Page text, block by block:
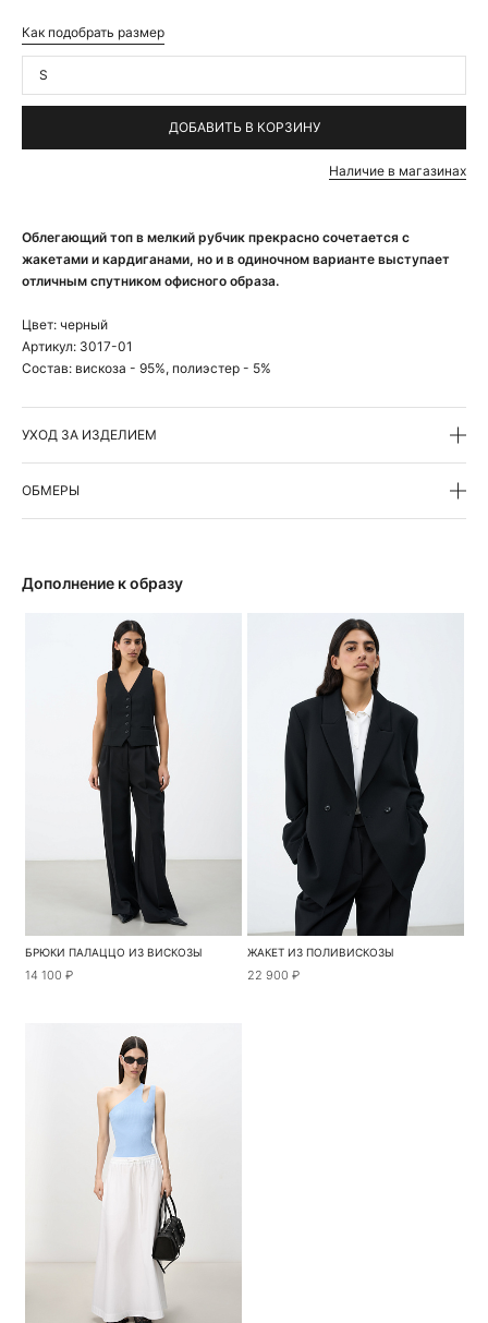
Облегающий топ в мелкий рубчик прекрасно сочетается с
жакетами и кардиганами, но и в одиночном варианте выступает
отличным спутником офисного образа.
Цвет: черный
Артикул: 3017-01
Состав: вискоза - 95%, полиэстер - 5%
УХОД ЗА ИЗДЕЛИЕМ
ОБМЕРЫ
Как подобрать размер
S
ДОБАВИТЬ В КОРЗИНУ
Наличие в магазинах
Дополнение к образу
БРЮКИ ПАЛАЦЦО ИЗ ВИСКОЗЫ
14 100 ₽
ЖАКЕТ ИЗ ПОЛИВИСКОЗЫ
22 900 ₽